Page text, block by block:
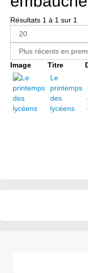
Résultats 1 à 1 sur 1
Image Titre
Le
printemps
des
lycéens